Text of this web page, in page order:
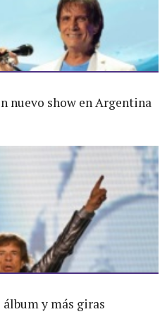
nuevo show en Argentina
y más giras